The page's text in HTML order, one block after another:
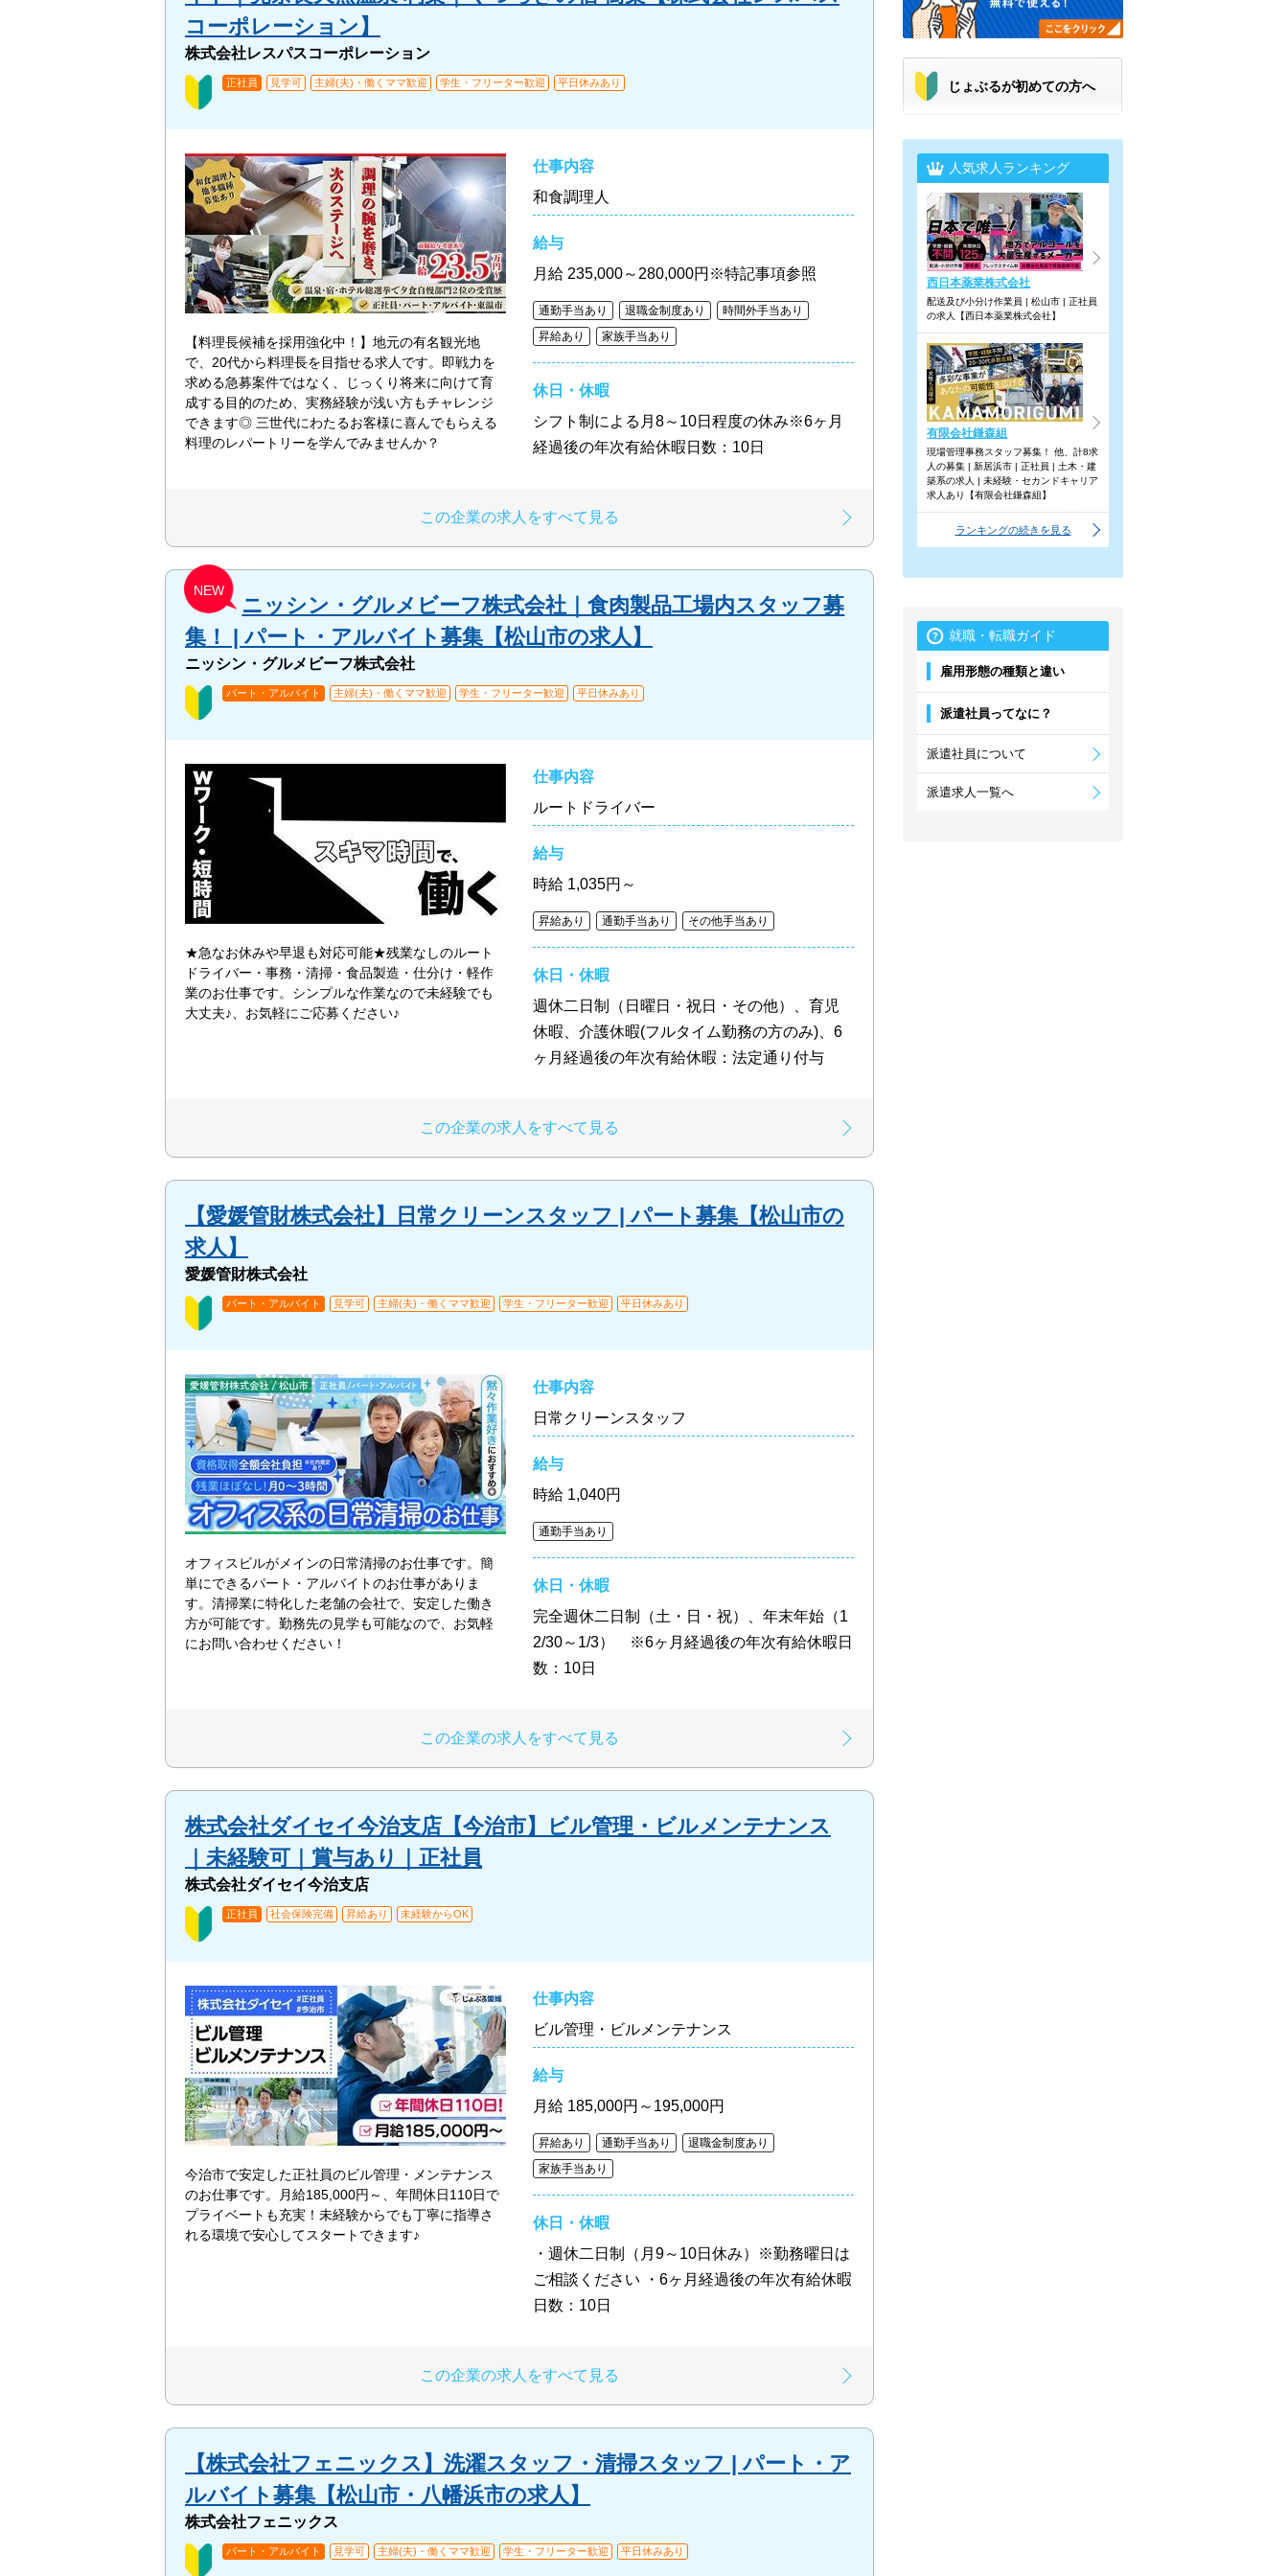
コーポレーション】
株式会社レスパスコーポレーション
正社員 見学可 主婦(夫)・働くママ歓迎 学生・フリーター歓迎 平日休みあり
【料理長候補を採用強化中！】地元の有名観光地
で、20代から料理長を目指せる求人です。即戦力を
求める急募案件ではなく、じっくり将来に向けて育
成する目的のため、実務経験が浅い方もチャレンジ
できます◎ 三世代にわたるお客様に喜んでもらえる
料理のレパートリーを学んでみませんか？
仕事内容
和食調理人
給与
月給 235,000～280,000円※特記事項参照
通勤手当あり 退職金制度あり
時間外手当あり
昇給あり
家族手当あり
休日・休暇
シフト制による月8～10日程度の休み※6ヶ月
経過後の年次有給休暇日数：10日
この企業の求人をすべて見る
NEW
ニッシン・グルメビーフ株式会社｜食肉製品工場内スタッフ募
集！ | パート・アルバイト募集【松山市の求人】
ニッシン・グルメビーフ株式会社
パート・アルバイト 主婦(夫)・働くママ歓迎 学生・フリーター歓迎 平日休みあり
★急なお休みや早退も対応可能★残業なしのルート
ドライバー・事務・清掃・食品製造・仕分け・軽作
業のお仕事です。シンプルな作業なので未経験でも
大丈夫♪、お気軽にご応募ください♪
仕事内容
ルートドライバー
給与
時給 1,035円～
昇給あり 通勤手当あり その他手当あり
休日・休暇
週休二日制（日曜日・祝日・その他）、育児
休暇、介護休暇(フルタイム勤務の方のみ)、6
ヶ月経過後の年次有給休暇：法定通り付与
この企業の求人をすべて見る
【愛媛管財株式会社】日常クリーンスタッフ | パート募集【松山市の
求人】
愛媛管財株式会社
パート・アルバイト 見学可 主婦(夫)・働くママ歓迎 学生・フリーター歓迎 平日休みあり
オフィスビルがメインの日常清掃のお仕事です。簡
単にできるパート・アルバイトのお仕事がありま
す。清掃業に特化した老舗の会社で、安定した働き
方が可能です。勤務先の見学も可能なので、お気軽
にお問い合わせください！
仕事内容
日常クリーンスタッフ
給与
時給 1,040円
通勤手当あり
休日・休暇
完全週休二日制（土・日・祝）、年末年始（1
2/30～1/3） ※6ヶ月経過後の年次有給休暇日
数：10日
この企業の求人をすべて見る
株式会社ダイセイ今治支店【今治市】ビル管理・ビルメンテナンス
｜未経験可｜賞与あり｜正社員
株式会社ダイセイ今治支店
正社員 社会保険完備 昇給あり 未経験からOK
今治市で安定した正社員のビル管理・メンテナンス
のお仕事です。月給185,000円～、年間休日110日で
プライベートも充実！未経験からでも丁寧に指導さ
れる環境で安心してスタートできます♪
仕事内容
ビル管理・ビルメンテナンス
給与
月給 185,000円～195,000円
昇給あり 通勤手当あり
退職金制度あり
家族手当あり
休日・休暇
・週休二日制（月9～10日休み）※勤務曜日は
ご相談ください ・6ヶ月経過後の年次有給休暇
日数：10日
この企業の求人をすべて見る
【株式会社フェニックス】洗濯スタッフ・清掃スタッフ | パート・ア
ルバイト募集【松山市・八幡浜市の求人】
株式会社フェニックス
パート・アルバイト 見学可 主婦(夫)・働くママ歓迎 学生・フリーター歓迎 平日休みあり
じょぶるが初めての方へ
人気求人ランキング
西日本薬業株式会社
配送及び小分け作業員 | 松山市 | 正社員
の求人【西日本薬業株式会社】
有限会社鎌森組
現場管理事務スタッフ募集！ 他、計8求
人の募集 | 新居浜市 | 正社員 | 土木・建
築系の求人 | 未経験・セカンドキャリア
求人あり【有限会社鎌森組】
ランキングの続きを見る
就職・転職ガイド
雇用形態の種類と違い
派遣社員ってなに？
派遣社員について
派遣求人一覧へ